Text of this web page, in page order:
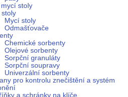
stoly
stoly
Mycí stoly
Odmašťovače
Chemické sorbenty
Olejové sorbenty
Sorpční granuláty
Sorpční soupravy
Univerzální sorbenty
pro kontrolu znečištění a systém
a schránky na klíče